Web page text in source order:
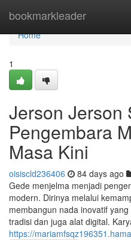
bookmarkleader
Home
Home
1
Jerson Jerson
Pengembara
Masa Kini
oisiscld236406 84 days ago
Gede menjelma menjadi
modern. Dirinya melalui
membangun nada inovatif
tradisi dan juga alat digital.
https://